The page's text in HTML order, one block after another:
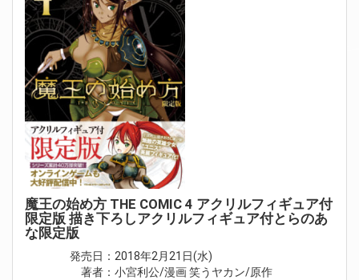
魔王の始め方 THE COMIC 4 アクリルフィギュア付
限定版 描き下ろしアクリルフィギュア付とらのあ
な限定版
発売日：2018年2月21日(水)
著者：小宮利公/漫画 笑うヤカン/原作